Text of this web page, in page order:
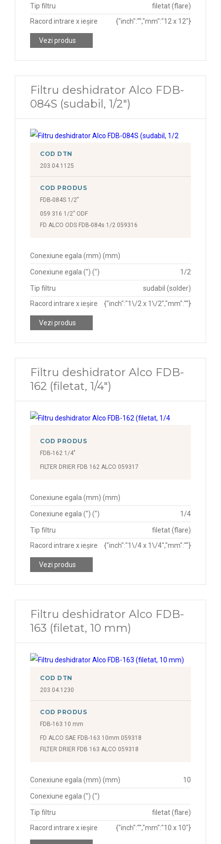
Tip filtru
filetat (flare)
Racord intrare x ieșire
{"inch":"","mm":"12 x 12"}
Vezi produs
Filtru deshidrator Alco FDB-
084S (sudabil, 1/2")
COD DTN
203.04.1125
COD PRODUS
FDB-084S 1/2"
059 316 1/2” ODF
FD ALCO ODS FDB-084s 1/2 059316
Conexiune egala (mm) (mm)
Conexiune egala (") (") 1/2
Tip filtru
sudabil (solder)
Racord intrare x ieșire
{"inch":"1\/2 x 1\/2","mm":""}
Vezi produs
Filtru deshidrator Alco FDB-
162 (filetat, 1/4")
COD PRODUS
FDB-162 1/4"
FILTER DRIER FDB 162 ALCO 059317
Conexiune egala (mm) (mm)
Conexiune egala (") (") 1/4
Tip filtru
filetat (flare)
Racord intrare x ieșire
{"inch":"1\/4 x 1\/4","mm":""}
Vezi produs
Filtru deshidrator Alco FDB-
163 (filetat, 10 mm)
COD DTN
203.04.1230
COD PRODUS
FDB-163 10 mm
FD ALCO SAE FDB-163 10mm 059318
FILTER DRIER FDB 163 ALCO 059318
Conexiune egala (mm) (mm) 10
Conexiune egala (") (")
Tip filtru
filetat (flare)
Racord intrare x ieșire
{"inch":"","mm":"10 x 10"}